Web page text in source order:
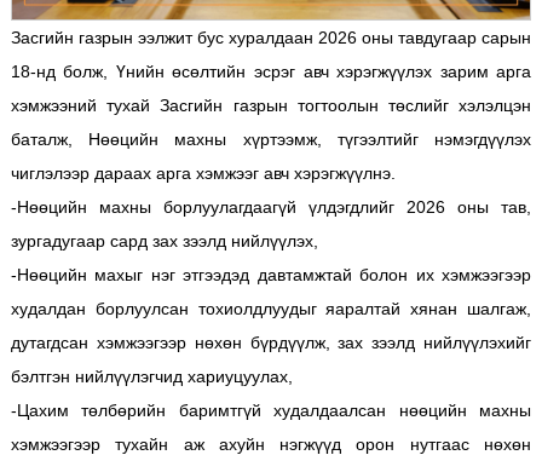
Засгийн газрын ээлжит бус хуралдаан 2026 оны тавдугаар сарын
18-нд болж, Үнийн өсөлтийн эсрэг авч хэрэгжүүлэх зарим арга
хэмжээний тухай Засгийн газрын тогтоолын төслийг хэлэлцэн
баталж, Нөөцийн махны хүртээмж, түгээлтийг нэмэгдүүлэх
чиглэлээр дараах арга хэмжээг авч хэрэгжүүлнэ.
-Нөөцийн махны борлуулагдаагүй үлдэгдлийг 2026 оны тав,
зургадугаар сард зах зээлд нийлүүлэх,
-Нөөцийн махыг нэг этгээдэд давтамжтай болон их хэмжээгээр
худалдан борлуулсан тохиолдлуудыг яаралтай хянан шалгаж,
дутагдсан хэмжээгээр нөхөн бүрдүүлж, зах зээлд нийлүүлэхийг
бэлтгэн нийлүүлэгчид хариуцуулах,
-Цахим төлбөрийн баримтгүй худалдаалсан нөөцийн махны
хэмжээгээр тухайн аж ахуйн нэгжүүд орон нутгаас нөхөн